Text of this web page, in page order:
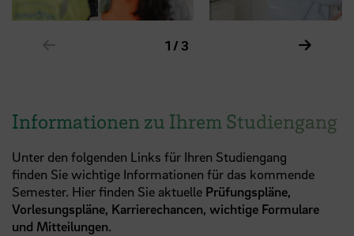
Zeige vorheriges Element im Karussell Zeige
1 / 3
Informationen zu Ihrem Studiengang
Unter den folgenden Links für Ihren Studiengang
finden Sie wichtige Informationen für das kommende
Semester. Hier finden Sie aktuelle Prüfungspläne,
Vorlesungspläne, Karrierechancen, wichtige Formulare
und Mitteilungen.